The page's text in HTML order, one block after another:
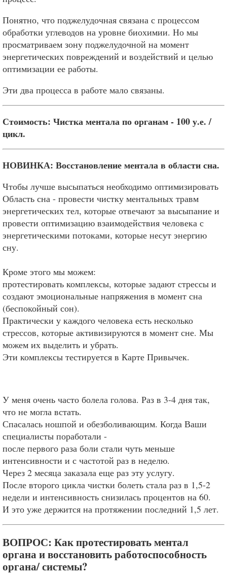
Понятно, что поджелудочная связана с процессом
обработки углеводов на уровне биохимии. Но мы
просматриваем зону поджелудочной на момент
энергетических повреждений и воздействий и целью
оптимизации ее работы.
Эти два процесса в работе мало связаны.
Стоимость: Чистка ментала по органам - 100 у.е. /
цикл.
НОВИНКА: Восстановление ментала в области сна.
Чтобы лучше высыпаться необходимо оптимизировать
Область сна - провести чистку ментальных травм
энергетических тел, которые отвечают за высыпание и
провести оптимизацию взаимодействия человека с
энергетическими потоками, которые несут энергию
сну.
Кроме этого мы можем:
протестировать комплексы, которые задают стрессы и
создают эмоциональные напряжения в момент сна
(беспокойный сон).
Практически у каждого человека есть несколько
стрессов, которые активизируются в момент сне. Мы
можем их выделить и убрать.
Эти комплексы тестируется в Карте Привычек.
У меня очень часто болела голова. Раз в 3-4 дня так,
что не могла встать.
Спасалась ношпой и обезболивающим. Когда Ваши
специалисты поработали -
после первого раза боли стали чуть меньше
интенсивности и с частотой раз в неделю.
Через 2 месяца заказала еще раз эту услугу.
После второго цикла чистки болеть стала раз в 1,5-2
недели и интенсивность снизилась процентов на 60.
И это уже держится на протяжении последний 1,5 лет.
ВОПРОС: Как протестировать ментал
органа и восстановить работоспособность
органа/ системы?